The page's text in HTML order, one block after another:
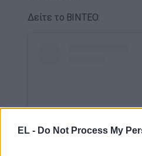
EL - Do Not Process My
Δείτε το ΒΙΝΤΕΟ: